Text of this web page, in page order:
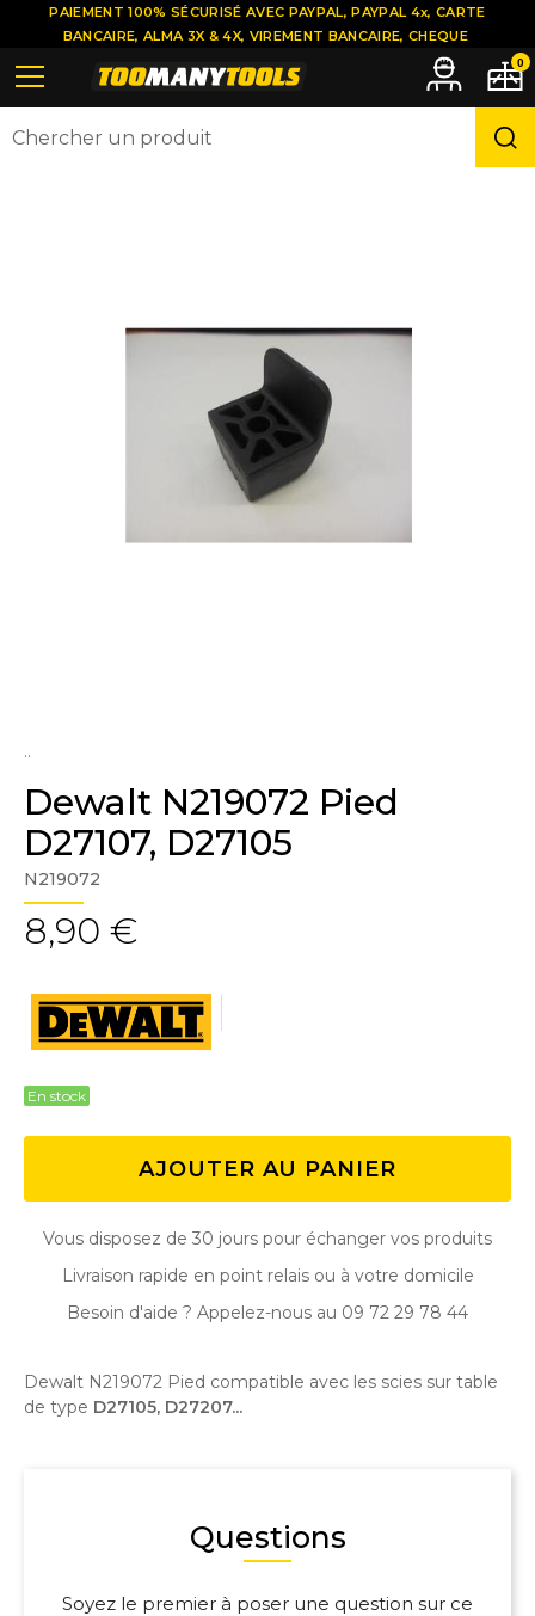
..
Dewalt N219072 Pied
D27107, D27105
N219072
8,90 €
En stock
AJOUTER AU PANIER
Vous disposez de 30 jours pour échanger vos produits
Livraison rapide en point relais ou à votre domicile
Besoin d'aide ? Appelez-nous au 09 72 29 78 44
Dewalt N219072 Pied compatible avec les scies sur table
de type D27105, D27207...
Questions
Soyez le premier à poser une question sur ce
PAIEMENT 100% SÉCURISÉ AVEC PAYPAL, PAYPAL 4x, CARTE
BANCAIRE, ALMA 3X & 4X, VIREMENT BANCAIRE, CHEQUE
0